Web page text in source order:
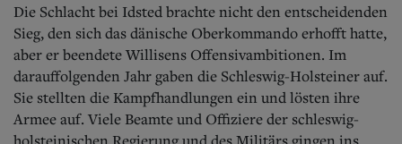
Die Schlacht bei Idsted brachte nicht den entscheidenden
Sieg, den sich das dänische Oberkommando erhofft hatte,
aber er beendete Willisens Offensivambitionen. Im
darauffolgenden Jahr gaben die Schleswig-Holsteiner auf.
Sie stellten die Kampfhandlungen ein und lösten ihre
Armee auf. Viele Beamte und Offiziere der schleswig-